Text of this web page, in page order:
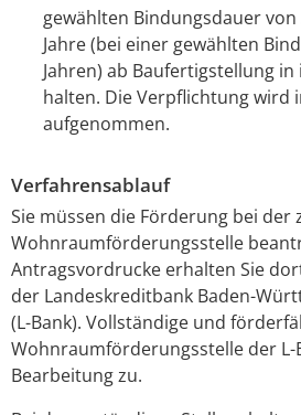
gewählten Bindungsdauer von
Jahre (bei einer gewählten
Jahren) ab Baufertigstellung
halten. Die Verpflichtung wird
aufgenommen.
Verfahrensablauf
Sie müssen die Förderung bei der
Wohnraumförderungsstelle
Antragsvordrucke erhalten Sie
der Landeskreditbank Baden-
(L-Bank). Vollständige und
Wohnraumförderungsstelle der L-
Bearbeitung zu.